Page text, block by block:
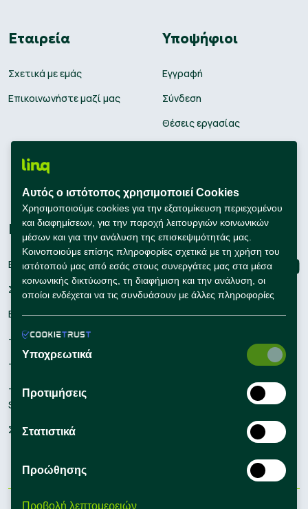
Εταιρεία
Σχετικά με εμάς
Επικοινωνήστε μαζί μας
Υποψήφιοι
Εγγραφή
Σύνδεση
Θέσεις εργασίας
Συμβουλές Καριέρας
Εταιρείες
Εγγραφή
Σύνδεση
Εργαλεία Προσλήψεων
– Self Service Hiring Solutions
– Talent Hiring Solutions
– Employer Branding
Solutions
Συμβουλές Προσλήψεων
Connect with us
Αυτός ο ιστότοπος χρησιμοποιεί Cookies
Χρησιμοποιούμε cookies για την εξατομίκευση περιεχομένου
και διαφημίσεων, για την παροχή λειτουργιών κοινωνικών
μέσων και για την ανάλυση της επισκεψιμότητάς μας.
Κοινοποιούμε επίσης πληροφορίες σχετικά με τη χρήση του
ιστότοπού μας από εσάς στους συνεργάτες μας στα μέσα
κοινωνικής δικτύωσης, τη διαφήμιση και την ανάλυση, οι
οποίοι ενδέχεται να τις συνδυάσουν με άλλες πληροφορίες
Υποχρεωτικά
Προτιμήσεις
Στατιστικά
Προώθησης
Προβολή λεπτομερειών